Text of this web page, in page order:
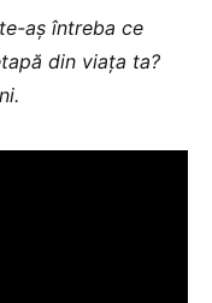
aș întreba ce
din viața ta?